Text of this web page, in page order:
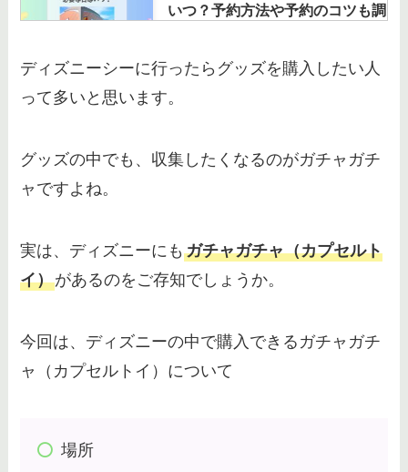
いつ？予約方法や予約のコツも調
センターオブジアースの落ちる回
できるの？支払いに何が使えるか
徹底調査！
ボンボヤージュの予約は現在は必
要？予約なしで入れる？予約でき
ないを防ぐコツや方法紹介
ディズニーシーに行ったらグッズを購入したい人
って多いと思います。
グッズの中でも、収集したくなるのがガチャガチ
ャですよね。
実は、ディズニーにもガチャガチャ（カプセルト
イ）があるのをご存知でしょうか。
今回は、ディズニーの中で購入できるガチャガチ
ャ（カプセルトイ）について
場所